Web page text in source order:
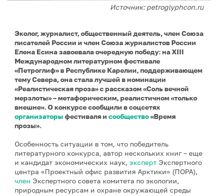
Источник: petroglyphcon.ru
Эколог, журналист, общественный деятель, член Союза
писателей России и член Союза журналистов России
Елена Есина завоевала очередную победу: на XIII
Международном литературном фестивале
«Петроглиф» в Республике Карелии, поддерживающем
тему Севера, она стала лучшей в номинации
«Реалистическая проза» с рассказом «Соль вечной
мерзлоты» – метафорическим, реалистичном «только
внешне». О конкурсе сообщили в соцсетях
организаторы фестиваля и сообщество«Время
прозы».
Особенность ситуации в том, что победитель
литературного конкурса, автор нескольких книг – еще
и кандидат экономических наук, эксперт Экспертного
центра «Проектный офис развития Арктики» (ПОРА),
член Экспертного совета комитета по экологии,
природным ресурсам и охране окружающей среды